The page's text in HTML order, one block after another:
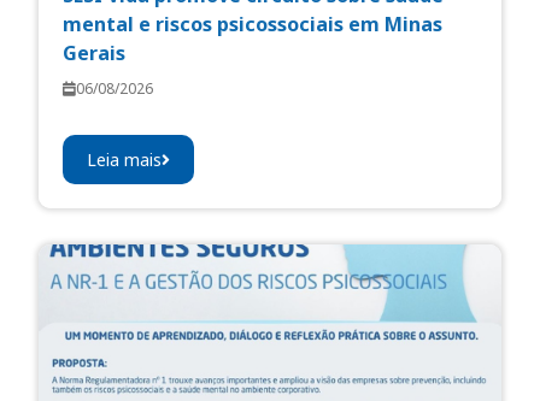
mental e riscos psicossociais em Minas
Gerais
06/08/2026
Leia mais